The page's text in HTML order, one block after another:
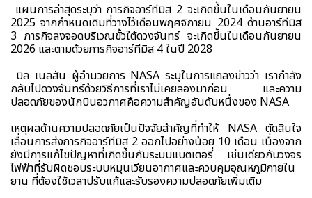
แผนการล่าสุดระบุว่า ภารกิจอาร์ทีมิส 2 จะเกิดขึ้นในเดือนกันยายน
2025 จากกำหนดเดิมที่วางไว้เดือนพฤศจิกายน 2024 ด้านอาร์ทีมิส
3 ภารกิจลงจอดบริเวณขั้วใต้ดวงจันทร์ จะเกิดขึ้นในเดือนกันยายน
2026 และตามด้วยภารกิจอาร์ทีมิส 4 ในปี 2028
บิล เนลสัน ผู้อำนวยการ NASA ระบุในการแถลงข่าวว่า เรากำลัง
กลับไปดวงจันทร์ด้วยวิธีการที่เราไม่เคยลองมาก่อน และความ
ปลอดภัยของนักบินอวกาศคือความสำคัญอันดับหนึ่งของ NASA
เหตุผลด้านความปลอดภัยเป็นปัจจัยสำคัญที่ทำให้ NASA ตัดสินใจ
เลื่อนการส่งภารกิจอาร์ทีมิส 2 ออกไปอย่างน้อย 10 เดือน เนื่องจาก
ยังมีการแก้ไขปัญหาที่เกิดขึ้นกับระบบแบตเตอรี่ เช่นเดียวกับวงจร
ไฟฟ้าที่รับผิดชอบระบบหมุนเวียนอากาศและควบคุมอุณหภูมิภายใน
ยาน ที่ต้องใช้เวลาปรับแก้และรับรองความปลอดภัยเพิ่มเติม